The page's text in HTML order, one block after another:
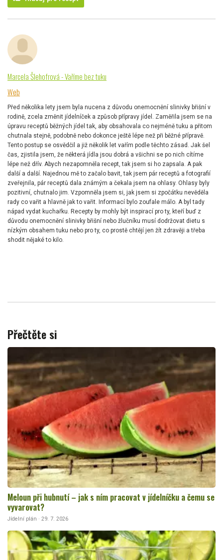
Marcela Šlehofrová - Vaříme bez tuku
Web
Před několika lety jsem byla nucena z důvodu onemocnění slinivky břišní v
rodině, zcela změnit jídelníček a způsob přípravy jídel. Zaměřila jsem se na
úpravu receptů běžných jídel tak, aby obsahovala co nejméně tuku a přitom
chutnala stejně, podobně nebo dokonce ještě lépe než při běžné přípravě.
Tento postup se osvědčil a již několik let vařím podle těchto zásad. Jak šel
čas, zjistila jsem, že některá jídla jsou dobrá a všichni se po nich cítíme
lépe než dřív. Abych nezapomněla recept, tak jsem si ho zapsala. A pak
další a další. Najednou mě to začalo bavit, tak jsem pár receptů a fotografií
zveřejnila, pár receptů dala známým a čekala jsem na ohlasy. Ohlasy byly
pozitivní, chutnalo jim. Vzpomněla jsem si, jak jsem si zpočátku nevěděla
rady co vařit a hlavně jak to vařit. Informací bylo zoufale málo. A byl tady
nápad vydat kuchařku. Recepty by mohly být inspirací pro ty, kteří buď z
důvodu onemocnění slinivky břišní nebo žlučníku musí dodržovat dietu s
nízkým obsahem tuku nebo pro ty, co prostě chtějí jen žít zdravěji a třeba
shodit nějaké to kilo.
Přečtěte si
Meloun při hubnutí – jak s ním pracovat v jídelníčku a čemu se
vyvarovat?
Jídelní plán · 29. 7. 2026